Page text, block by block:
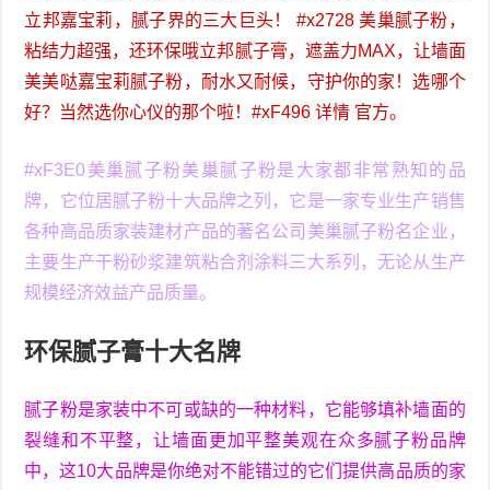
立邦嘉宝莉，腻子界的三大巨头！ #x2728 美巢腻子粉，
粘结力超强，还环保哦立邦腻子膏，遮盖力MAX，让墙面
美美哒嘉宝莉腻子粉，耐水又耐候，守护你的家！选哪个
好？当然选你心仪的那个啦！#xF496 详情 官方。
#xF3E0美巢腻子粉美巢腻子粉是大家都非常熟知的品
牌，它位居腻子粉十大品牌之列，它是一家专业生产销售
各种高品质家装建材产品的著名公司美巢腻子粉名企业，
主要生产干粉砂浆建筑粘合剂涂料三大系列，无论从生产
规模经济效益产品质量。
环保腻子膏十大名牌
腻子粉是家装中不可或缺的一种材料，它能够填补墙面的
裂缝和不平整，让墙面更加平整美观在众多腻子粉品牌
中，这10大品牌是你绝对不能错过的它们提供高品质的家